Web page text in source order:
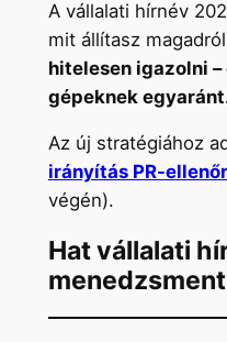
A vállalati hírnév
mit állítasz
hitelesen igazolni
gépeknek
Az új stratégiához
irányítás PR-
végén).
Hat vállalati